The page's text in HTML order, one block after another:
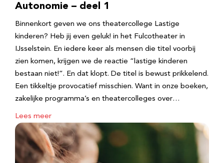
Autonomie – deel 1
Binnenkort geven we ons theatercollege Lastige
kinderen? Heb jij even geluk! in het Fulcotheater in
IJsselstein. En iedere keer als mensen die titel voorbij
zien komen, krijgen we de reactie “lastige kinderen
bestaan niet!”. En dat klopt. De titel is bewust prikkelend.
Een tikkeltje provocatief misschien. Want in onze boeken,
zakelijke programma’s en theatercolleges over…
Lees meer